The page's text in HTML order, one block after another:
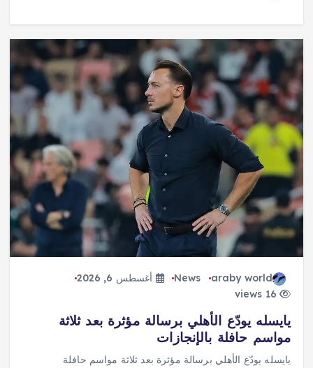
araby world
News
أغسطس 6, 2026
16 views
يايسله يودّع الأهلي برسالة مؤثرة بعد ثلاثة
مواسم حافلة بالإنجازات
يايسله يودّع الأهلي برسالة مؤثرة بعد ثلاثة مواسم حافلة